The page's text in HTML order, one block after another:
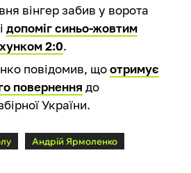
вінгер забив у ворота
допоміг синьо-жовтим
2:0.
повідомив, щоотримує
повернення до
України.
Андрій Ярмоленко